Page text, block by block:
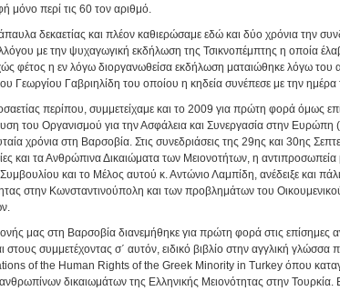
μόνο περί τις 60 τον αριθμό.
δεκαετίας και πλέον καθιερώσαμε εδώ και δύο χρόνια την
με την ψυχαγωγική εκδήλωση της Τσικνοπέμπτης η οποία
φέτος η εν λόγω διοργανωθείσα εκδήλωση ματαιώθηκε λόγω του
Γεωργίου Γαβριηλίδη του οποίου η κηδεία συνέπεσε με την
περίπου, συμμετείχαμε και το 2009 για πρώτη φορά όμως
του Οργανισμού για την Ασφάλεια και Συνεργασία στην
χρόνια στη Βαρσοβία. Στις συνεδριάσεις της 29ης και 30ης
και τα Ανθρώπινα Δικαιώματα των Μειονοτήτων, η
και το Μέλος αυτού κ. Αντώνιο Λαμπίδη, ανέδειξε και
στην Κωνσταντινούπολη και των προβλημάτων του
μας στη Βαρσοβία διανεμήθηκε για πρώτη φορά στις επίσημες
συμμετέχοντας σ΄ αυτόν, ειδικό βιβλίο στην αγγλική
of the Human Rights of the Greek Minority in Turkey όπου
δικαιωμάτων της Ελληνικής Μειονότητας στην Τουρκία.